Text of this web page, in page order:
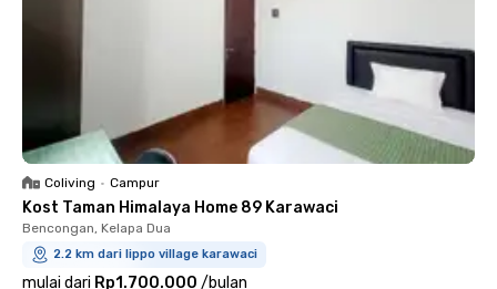
Coliving • Campur
Kost Taman Himalaya Home 89 Karawaci
Bencongan, Kelapa Dua
2.2 km dari lippo village karawaci
mulai dari Rp1.700.000 /bulan